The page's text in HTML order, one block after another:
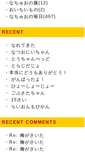
・ なちゅおの服(12)
・ おいちいもの(2)
・ なちゅおの毎日(407)
RECENT
・
なれてきた
・
なつおにいちゃん
・
とうちゃんべっど
・
とらじだじょ
・ 本当にどうもありがとう！
・
がんばったよ！
・
ひょーしょーじょー
・
ごぶさたちゃん
・
15さい
・
らいおんもひかん
RECENT COMMENTS
・ Re: 梅がさいた
・ Re: 梅がさいた
・ Re: 梅がさいた